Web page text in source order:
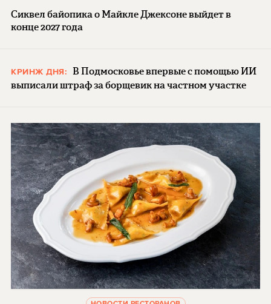
Сиквел байопика о Майкле Джексоне выйдет в
конце 2027 года
КРИНЖ ДНЯ: В Подмосковье впервые с помощью ИИ
выписали штраф за борщевик на частном участке